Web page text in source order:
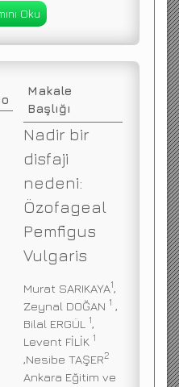
Oku
Makale
Başlığı
Nadir bir
disfaji
nedeni:
Özofageal
Pemfigus
Vulgaris
Murat SARIKAYA1,
Zeynal DOĞAN 1 ,
Bilal ERGÜL
1,
Levent FİLİK 1
,Nesibe TAŞER2
Ankara Eğitim ve